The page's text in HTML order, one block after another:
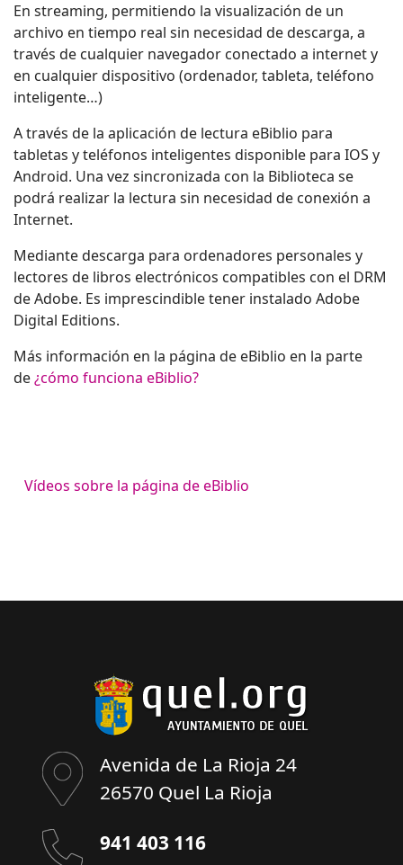
En streaming, permitiendo la visualización de un
archivo en tiempo real sin necesidad de descarga, a
través de cualquier navegador conectado a internet y
en cualquier dispositivo (ordenador, tableta, teléfono
inteligente…)
A través de la aplicación de lectura eBiblio para
tabletas y teléfonos inteligentes disponible para IOS y
Android. Una vez sincronizada con la Biblioteca se
podrá realizar la lectura sin necesidad de conexión a
Internet.
Mediante descarga para ordenadores personales y
lectores de libros electrónicos compatibles con el DRM
de Adobe. Es imprescindible tener instalado Adobe
Digital Editions.
Más información en la página de eBiblio en la parte
de¿cómo funciona eBiblio?
Vídeos sobre la página de eBiblio
Avenida de La Rioja 24
26570 Quel La Rioja
941 403 116